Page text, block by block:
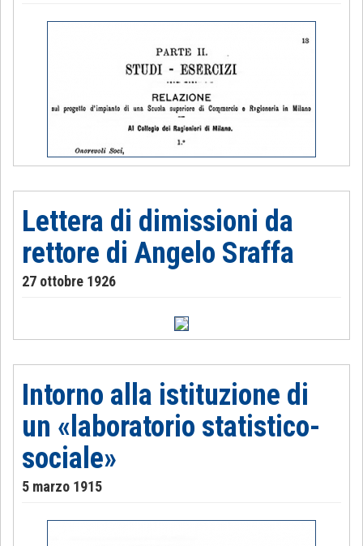
Lettera di dimissioni da
rettore di Angelo Sraffa
27 ottobre 1926
Intorno alla istituzione di
un «laboratorio statistico-
sociale»
5 marzo 1915